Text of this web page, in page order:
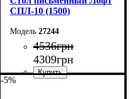
СПЛ-10 (1500)
27244
4536грн
4309грн
-5%